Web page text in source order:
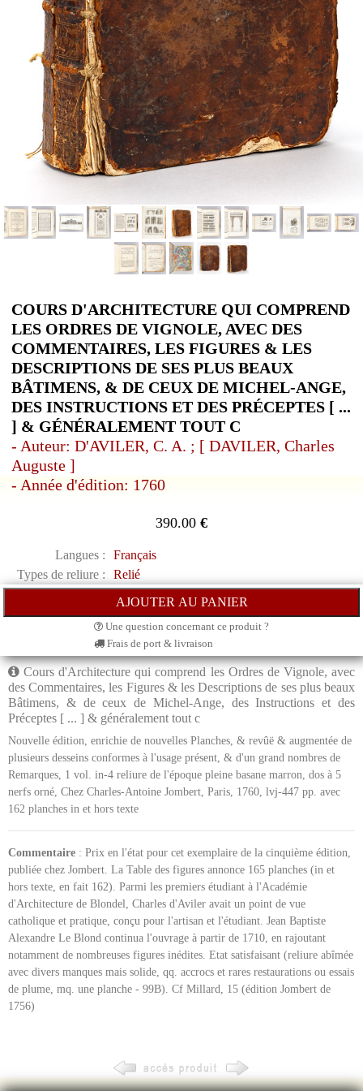
COURS D'ARCHITECTURE QUI COMPREND
LES ORDRES DE VIGNOLE, AVEC DES
COMMENTAIRES, LES FIGURES & LES
DESCRIPTIONS DE SES PLUS BEAUX
BÂTIMENS, & DE CEUX DE MICHEL-ANGE,
DES INSTRUCTIONS ET DES PRÉCEPTES [ ...
] & GÉNÉRALEMENT TOUT C
- Auteur: D'AVILER, C. A. ; [ DAVILER, Charles
Auguste ]
- Année d'édition: 1760
390.00 €
Langues :
Français
Types de reliure :
Relié
Une question concernant ce produit ?
Frais de port & livraison
Cours d'Architecture qui comprend les Ordres de Vignole, avec
des Commentaires, les Figures & les Descriptions de ses plus beaux
Bâtimens, & de ceux de Michel-Ange, des Instructions et des
Préceptes [ ... ] & généralement tout c
Nouvelle édition, enrichie de nouvelles Planches, & revûë & augmentée de
plusieurs desseins conformes à l'usage présent, & d'un grand nombres de
Remarques, 1 vol. in-4 reliure de l'époque pleine basane marron, dos à 5
nerfs orné, Chez Charles-Antoine Jombert, Paris, 1760, lvj-447 pp. avec
162 planches in et hors texte
Commentaire : Prix en l'état pour cet exemplaire de la cinquième édition,
publiée chez Jombert. La Table des figures annonce 165 planches (in et
hors texte, en fait 162). Parmi les premiers étudiant à l'Académie
d'Architecture de Blondel, Charles d'Aviler avait un point de vue
catholique et pratique, conçu pour l'artisan et l'étudiant. Jean Baptiste
Alexandre Le Blond continua l'ouvrage à partir de 1710, en rajoutant
notamment de nombreuses figures inédites. Etat satisfaisant (reliure abîmée
avec divers manques mais solide, qq. accrocs et rares restaurations ou essais
de plume, mq. une planche - 99B). Cf Millard, 15 (édition Jombert de
1756)